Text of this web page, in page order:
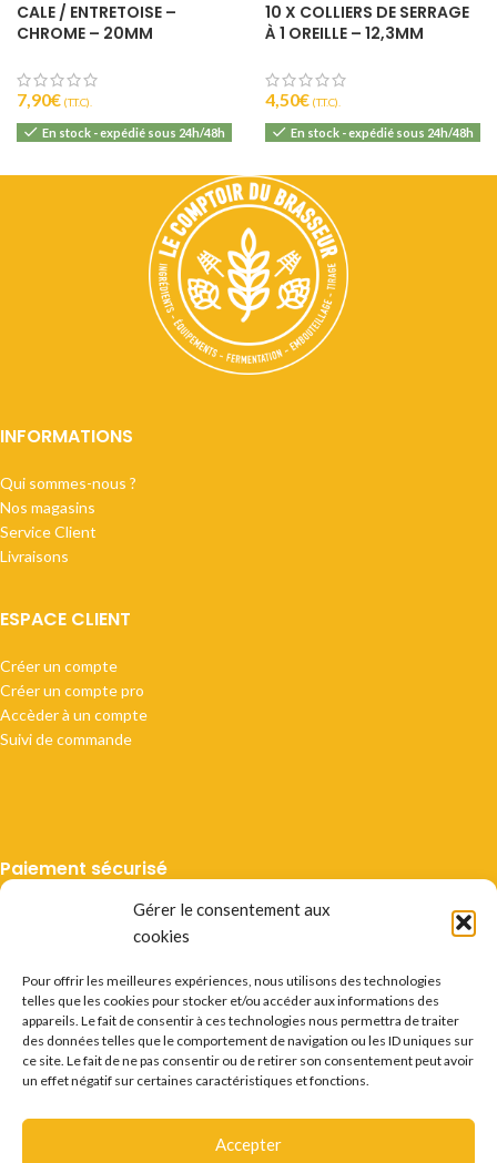
Gérer le consentement aux
cookies
Pour offrir les meilleures expériences, nous utilisons des technologies
telles que les cookies pour stocker et/ou accéder aux informations des
appareils. Le fait de consentir à ces technologies nous permettra de traiter
des données telles que le comportement de navigation ou les ID uniques sur
ce site. Le fait de ne pas consentir ou de retirer son consentement peut avoir
un effet négatif sur certaines caractéristiques et fonctions.
Accepter
CALE / ENTRETOISE –
CHROME – 20MM
7,90€ (T.T.C).
En stock - expédié sous 24h/48h
10 X COLLIERS DE SERRAGE
À 1 OREILLE – 12,3MM
4,50€ (T.T.C).
En stock - expédié sous 24h/48h
INFORMATIONS
Qui sommes-nous ?
Nos magasins
Service Client
Livraisons
ESPACE CLIENT
Créer un compte
Créer un compte pro
Accèder à un compte
Suivi de commande
Paiement sécurisé
Livraison suivie
Vie privée